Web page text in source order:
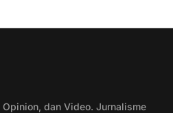
dan Video. Jurnalisme